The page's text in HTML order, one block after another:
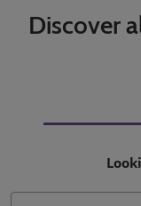
Discover